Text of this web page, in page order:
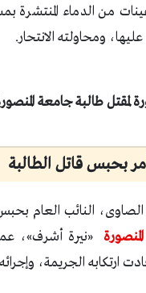
من الدماء
ومحاولته الانتحار.
لمقتل طالبة جامعة
بحبس قاتل الطالبة
الصاوى، النائب العام
«نيرة أشرف»،
ارتكابه الجريمة،